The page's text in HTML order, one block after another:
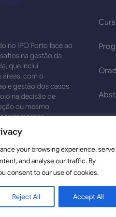
your browsing experience, serve
and analyse our traffic. By
consent to our use of cookies.
Reject All Accept All
no IPO Porto face ao
na gestão da
que inclui
áreas, com o
e gestão dos casos
na decisão de
ou mesmo
tratamentos.